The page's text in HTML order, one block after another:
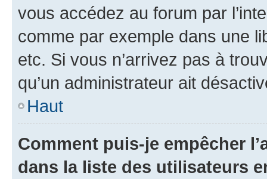
vous accédez au forum par
comme par exemple dans une
etc. Si vous n’arrivez pas à
qu’un administrateur ait
Haut
Comment puis-je empêcher
dans la liste des utilisateurs